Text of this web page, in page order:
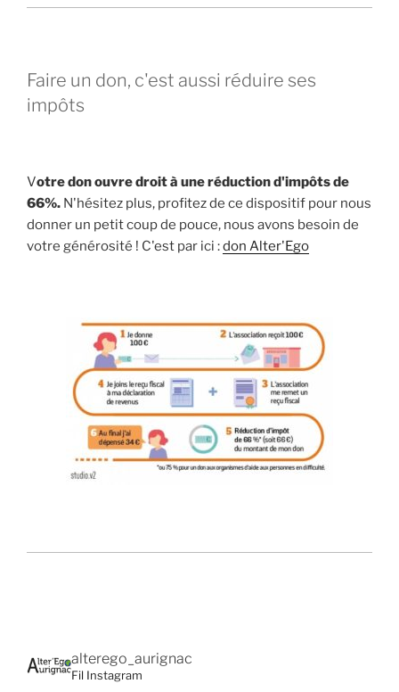
Faire un don, c'est aussi réduire ses
impôts
Votre don ouvre droit à une réduction d'impôts de
66%. N'hésitez plus, profitez de ce dispositif pour nous
donner un petit coup de pouce, nous avons besoin de
votre générosité ! C'est par ici :don Alter'Ego
alterego_aurignac
Fil Instagram